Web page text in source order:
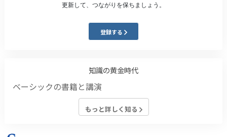
更新して、つながりを保ちましょう。
登録する
知識の黄金時代
ベーシックの書籍と講演
もっと詳しく知る